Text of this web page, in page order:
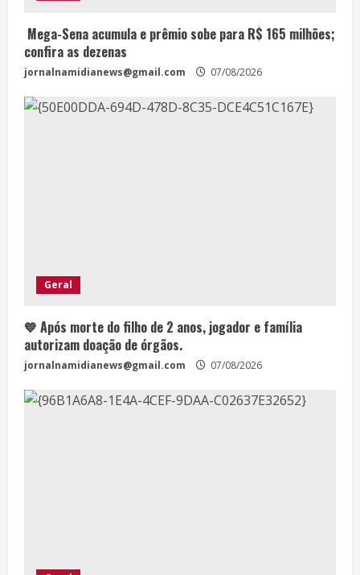
Mega-Sena acumula e prêmio sobe para R$ 165 milhões;
confira as dezenas
jornalnamidianews@gmail.com 07/08/2026
Geral
💙 Após morte do filho de 2 anos, jogador e família
autorizam doação de órgãos.
jornalnamidianews@gmail.com 07/08/2026